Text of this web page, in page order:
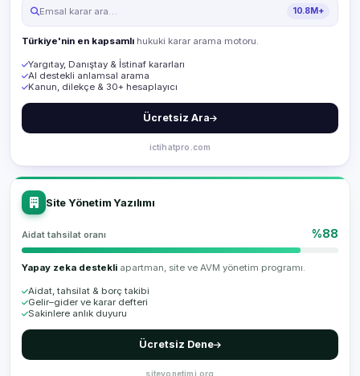
Emsal karar ara… 10.8M+
Türkiye'nin en kapsamlı hukuki karar arama motoru.
Yargıtay, Danıştay & İstinaf kararları
AI destekli anlamsal arama
Kanun, dilekçe & 30+ hesaplayıcı
Ücretsiz Ara
ictihatpro.com
Site Yönetim Yazılımı
Aidat tahsilat oranı %88
Yapay zeka destekli apartman, site ve AVM yönetim programı.
Aidat, tahsilat & borç takibi
Gelir–gider ve karar defteri
Sakinlere anlık duyuru
Ücretsiz Dene
siteyonetimi.org